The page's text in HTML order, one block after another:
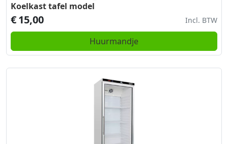
Koelkast tafel model
€15,00 Incl. BTW
Huurmandje